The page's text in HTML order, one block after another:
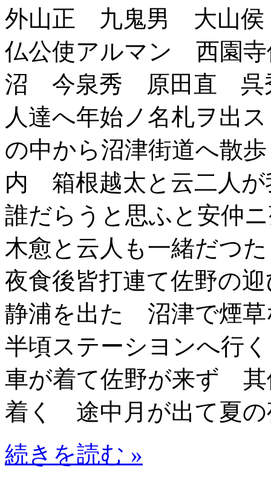
外山正 九鬼男 大山
仏公使アルマン 西
沼 今泉秀 原田直 呉
人達へ年始ノ名札ヲ出
の中から沼津街道へ散
内 箱根越太と云二人
誰だらうと思ふと安仲
木愈と云人も一緒だ
夜食後皆打連て佐野の
静浦を出た 沼津で煙
半頃ステーシヨンへ行
車が着て佐野が来ず
着く 途中月が出て夏の
続きを読む »